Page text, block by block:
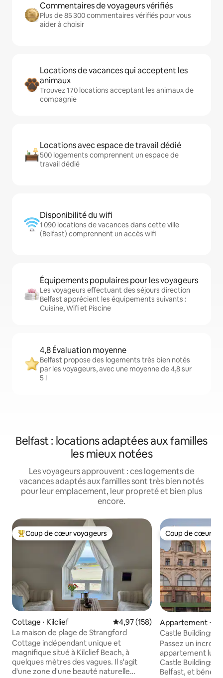
Commentaires de voyageurs vérifiés
Plus de 85 300 commentaires vérifiés pour vous
aider à choisir
Locations de vacances qui acceptent les
animaux
Trouvez 170 locations acceptant les animaux de
compagnie
Locations avec espace de travail dédié
500 logements comprennent un espace de
travail dédié
Disponibilité du wifi
1 090 locations de vacances dans cette ville
(Belfast) comprennent un accès wifi
Équipements populaires pour les voyageurs
Les voyageurs effectuant des séjours direction
Belfast apprécient les équipements suivants :
Cuisine, Wifi et Piscine
4,8 Évaluation moyenne
Belfast propose des logements très bien notés
par les voyageurs, avec une moyenne de 4,8 sur
5 !
Belfast : locations adaptées aux familles
les mieux notées
Les voyageurs approuvent : ces logements de
vacances adaptés aux familles sont très bien notés
pour leur emplacement, leur propreté et bien plus
encore.
Coups de cœur voyageurs les plus appréciés
Coup de cœur voyageurs
Cottage ⋅ Kilclief Évaluation moyenne sur la
4,97 (158)
La maison de plage de Strangford
Cottage indépendant unique et
magnifique situé à Kilclief Beach, à
quelques mètres des vagues. Il s'agit
d'une zone d'une beauté naturelle
Coup de cœur
Coup de cœur
Appartement ⋅
Castle Buildings |
arquée
Passez un
appartement
Castle Buildings,
Belfast, et